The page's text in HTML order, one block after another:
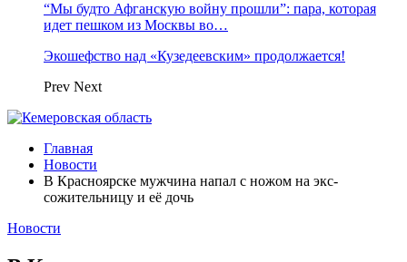
“Мы будто Афганскую войну прошли”: пара, которая
идет пешком из Москвы во…
Экошефство над «Кузедеевским» продолжается!
Prev Next
Главная
Новости
В Красноярске мужчина напал с ножом на экс-
сожительницу и её дочь
Новости